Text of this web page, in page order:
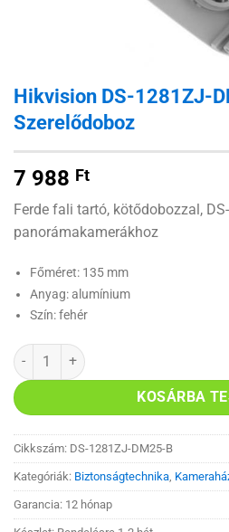
Hikvision DS-1281ZJ-
Szerelődoboz
7 988 Ft
Ferde fali tartó, kötődobozzal,
panorámakamerákhoz
Főméret: 135 mm
Anyag: alumínium
Szín: fehér
Hikvision DS-1281ZJ-DM25-B
KOSÁRBA
Cikkszám: DS-1281ZJ-DM25-B
Kategóriák: Biztonságtechnika
Garancia: 12 hónap